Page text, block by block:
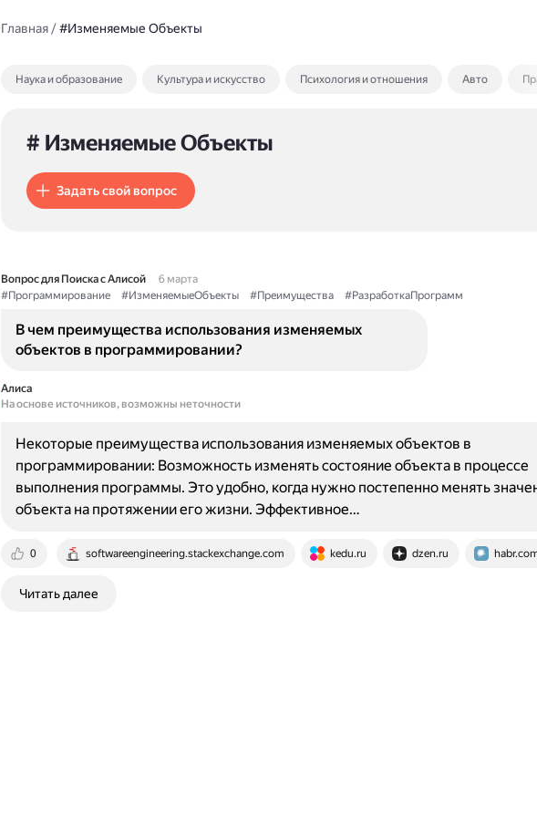
Главная/#Изменяемые Объекты
Наука и образование Культура и искусство Психология и отношения Авто
# Изменяемые Объекты
Задать свой вопрос
Вопрос для Поиска с Алисой
6 марта
#Программирование
#ИзменяемыеОбъекты #Преимущества #РазработкаПрограмм
В чем преимущества использования изменяемых
объектов в программировании?
Алиса
На основе источников, возможны неточности
0 softwareengineering.stackexchange.com kedu.ru dzen.ru
Некоторые преимущества использования изменяемых объектов в
программировании: Возможность изменять состояние объекта в процессе
выполнения программы. Это удобно, когда нужно постепенно менять
объекта на протяжении его жизни. Эффективное…
Читать далее